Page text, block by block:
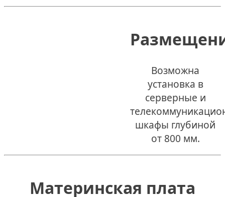
Возможна
установка в
серверные и
шкафы глубиной
от 800 мм.
Материнская плата